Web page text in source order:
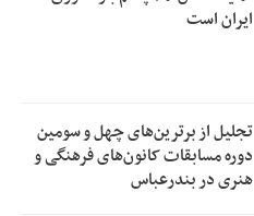
ایران است
تجلیل از بر‌ترین‌های چهل و سومین
دوره مسابقات کانون‌های فرهنگی و
هنری در بندرعباس